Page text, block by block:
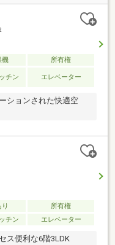
機
所有権
チン エレベーター
ションされた快適空
所有権
チン エレベーター
ス便利な6階3LDK